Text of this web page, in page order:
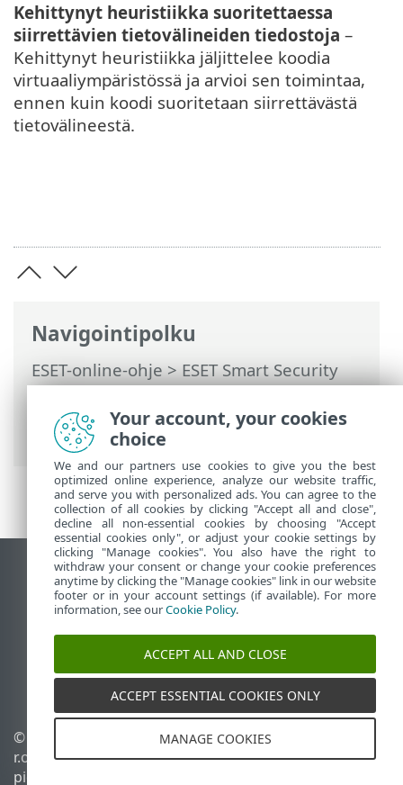
Navigointipolku
ESET-online-ohje>ESET Smart Security
Premium>Lisäasetukset>Suojaukset>
ThreatSense> Muut ThreatSense-
parametrit
Kehittynyt heuristiikka suoritettaessa
siirrettävien tietovälineiden tiedostoja –
Kehittynyt heuristiikka jäljittelee koodia
virtuaaliympäristössä ja arvioi sen toimintaa,
ennen kuin koodi suoritetaan siirrettävästä
tietovälineestä.
Näytä tietokonesivusto
End of Life
ESET-tietämyskanta
ESET-foorumi
ESET Status Portal
Alueellinen tuki
© 1992 - 2026 ESET, spol. s
r.o. – Kaikki oikeudet
pidätetään.
Evästeiden hallinta
Evästekäytäntö
Your account, your cookies
choice
We and our partners use cookies to give you the best
optimized online experience, analyze our website traffic,
and serve you with personalized ads. You can agree to the
collection of all cookies by clicking "Accept all and close",
decline all non-essential cookies by choosing "Accept
essential cookies only", or adjust your cookie settings by
clicking "Manage cookies". You also have the right to
withdraw your consent or change your cookie preferences
anytime by clicking the "Manage cookies" link in our website
footer or in your account settings (if available). For more
information, see ourCookie Policy.
ACCEPT ALL AND CLOSE
ACCEPT ESSENTIAL COOKIES ONLY
MANAGE COOKIES